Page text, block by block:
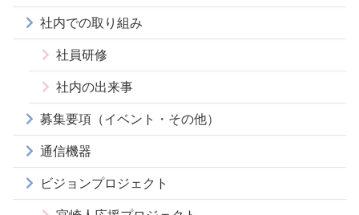
社内での取り組み
社員研修
社内の出来事
募集要項（イベント・その他）
通信機器
ビジョンプロジェクト